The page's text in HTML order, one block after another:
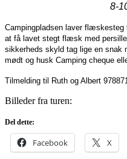
8-
Campingpladsen laver
at få lavet stegt flæsk med
sikkerheds skyld tag lige en snak
mødt og husk Camping cheque
Tilmelding til Ruth og Albert
Billeder fra turen:
Del dette:
Facebook X